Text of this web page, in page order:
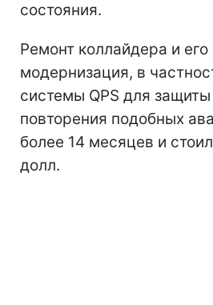
состояния.
Ремонт коллайдера и его
модернизация, в
системы QPS для защиты
повторения подобных
более 14 месяцев и
долл.